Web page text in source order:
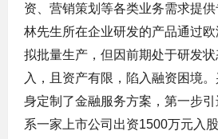
资、营销策划等各类业务需求提供
林先生所在企业研发的产品通过欧
拟批量生产，但因前期处于研发
入，且资产有限，陷入融资困境
身定制了金融服务方案，第一步
系一家上市公司出资1500万元入